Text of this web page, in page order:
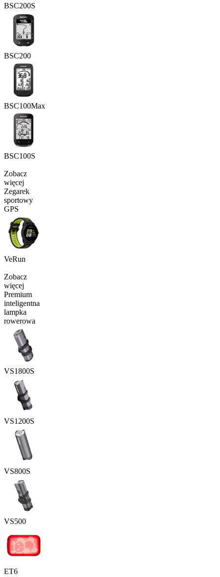
BSC200S
BSC200
BSC100Max
BSC100S
Zobacz
więcej
Zegarek
sportowy
GPS
VeRun
Zobacz
więcej
Premium
inteligentna
lampka
rowerowa
VS1800S
VS1200S
VS800S
VS500
ET6